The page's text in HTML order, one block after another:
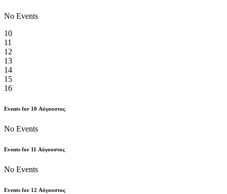
No Events
10
11
12
13
14
15
16
Events for 10 Αύγουστος
No Events
Events for 11 Αύγουστος
No Events
Events for 12 Αύγουστος